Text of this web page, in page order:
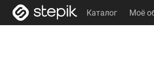
Каталог Моё